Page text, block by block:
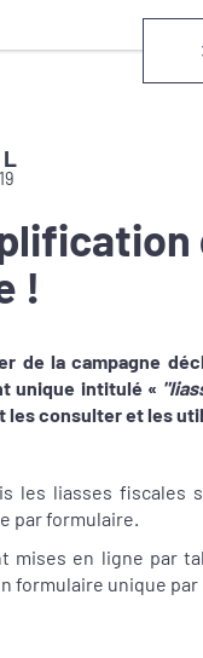
!
de la campagne
unique intitulé «
les consulter et les
les liasses fiscales
par formulaire.
mises en ligne par
formulaire unique